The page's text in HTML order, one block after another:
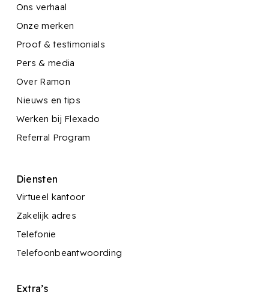
Ons verhaal
Onze merken
Proof & testimonials
Pers & media
Over Ramon
Nieuws en tips
Werken bij Flexado
Referral Program
Diensten
Virtueel kantoor
Zakelijk adres
Telefonie
Telefoonbeantwoording
Extra’s